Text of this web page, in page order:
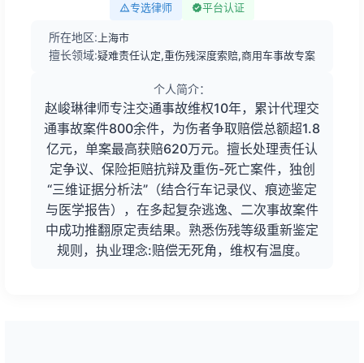
专选律师 平台认证
所在地区: 上海市
擅长领域:疑难责任认定,重伤残深度索赔,商用车事故专案
个人简介：
赵峻琳律师专注交通事故维权10年，累计代理交
通事故案件800余件，为伤者争取赔偿总额超1.8
亿元，单案最高获赔620万元。擅长处理责任认
定争议、保险拒赔抗辩及重伤-死亡案件，独创
“三维证据分析法”（结合行车记录仪、痕迹鉴定
与医学报告），在多起复杂逃逸、二次事故案件
中成功推翻原定责结果。熟悉伤残等级重新鉴定
规则，执业理念:赔偿无死角，维权有温度。